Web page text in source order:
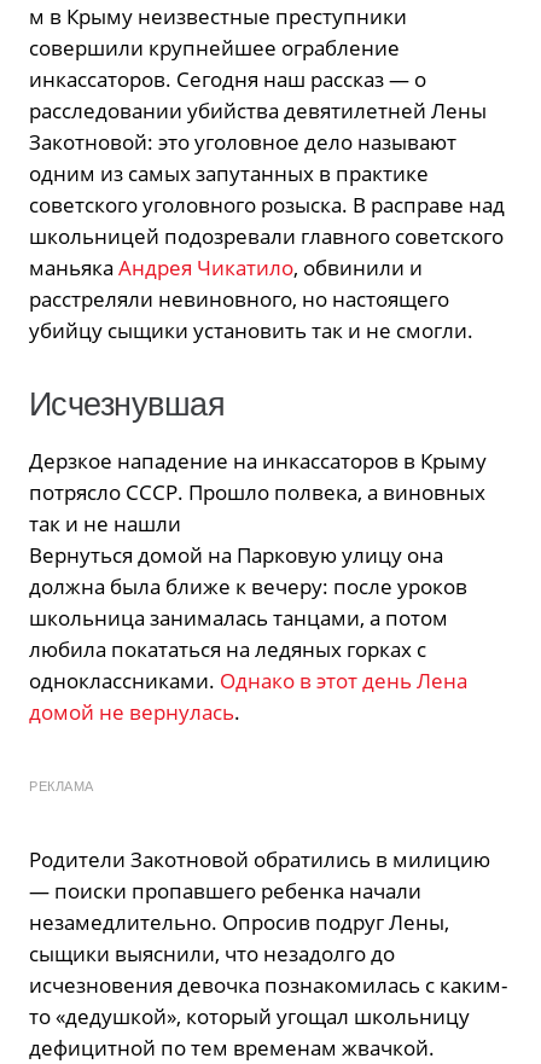
м в Крыму неизвестные преступники
совершили крупнейшее ограбление
инкассаторов. Сегодня наш рассказ — о
расследовании убийства девятилетней Лены
Закотновой: это уголовное дело называют
одним из самых запутанных в практике
советского уголовного розыска. В расправе над
школьницей подозревали главного советского
маньяка Андрея Чикатило, обвинили и
расстреляли невиновного, но настоящего
убийцу сыщики установить так и не смогли.
Исчезнувшая
Дерзкое нападение на инкассаторов в Крыму
потрясло СССР. Прошло полвека, а виновных
так и не нашли
Вернуться домой на Парковую улицу она
должна была ближе к вечеру: после уроков
школьница занималась танцами, а потом
любила покататься на ледяных горках с
одноклассниками. Однако в этот день Лена
домой не вернулась.
РЕКЛАМА
Родители Закотновой обратились в милицию
— поиски пропавшего ребенка начали
незамедлительно. Опросив подруг Лены,
сыщики выяснили, что незадолго до
исчезновения девочка познакомилась с каким-
то «дедушкой», который угощал школьницу
дефицитной по тем временам жвачкой.